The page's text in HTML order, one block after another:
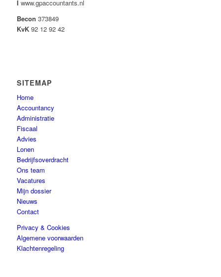
I www.gpaccountants.nl
Becon 373849
KvK92 12 92 42
SITEMAP
Home
Accountancy
Administratie
Fiscaal
Advies
Lonen
Bedrijfsoverdracht
Ons team
Vacatures
Mijn dossier
Nieuws
Contact
Privacy & Cookies
Algemene voorwaarden
Klachtenregeling